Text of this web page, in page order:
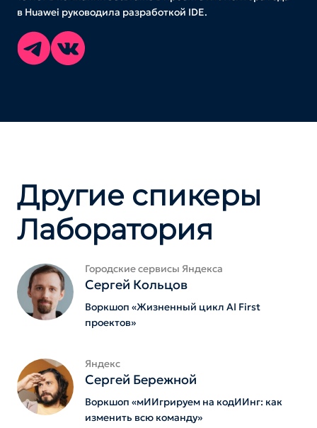
в Huawei руководила разработкой IDE.
Другие спикеры
Лаборатория
Городские сервисы Яндекса
Сергей Кольцов
Воркшоп «Жизненный цикл AI First
проектов»
Яндекс
Сергей Бережной
Воркшоп «мИИгрируем на кодИИнг: как
изменить всю команду»